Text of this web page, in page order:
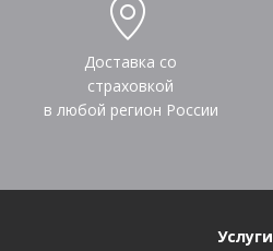
Доставка со
страховкой
в любой регион России
Услуги